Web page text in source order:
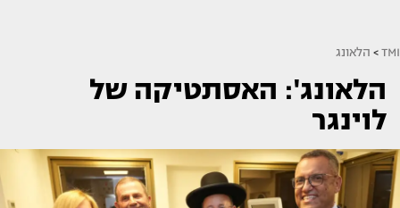
TMI
> הלאונג
הלאונג': האסתטיקה של
לוינגר